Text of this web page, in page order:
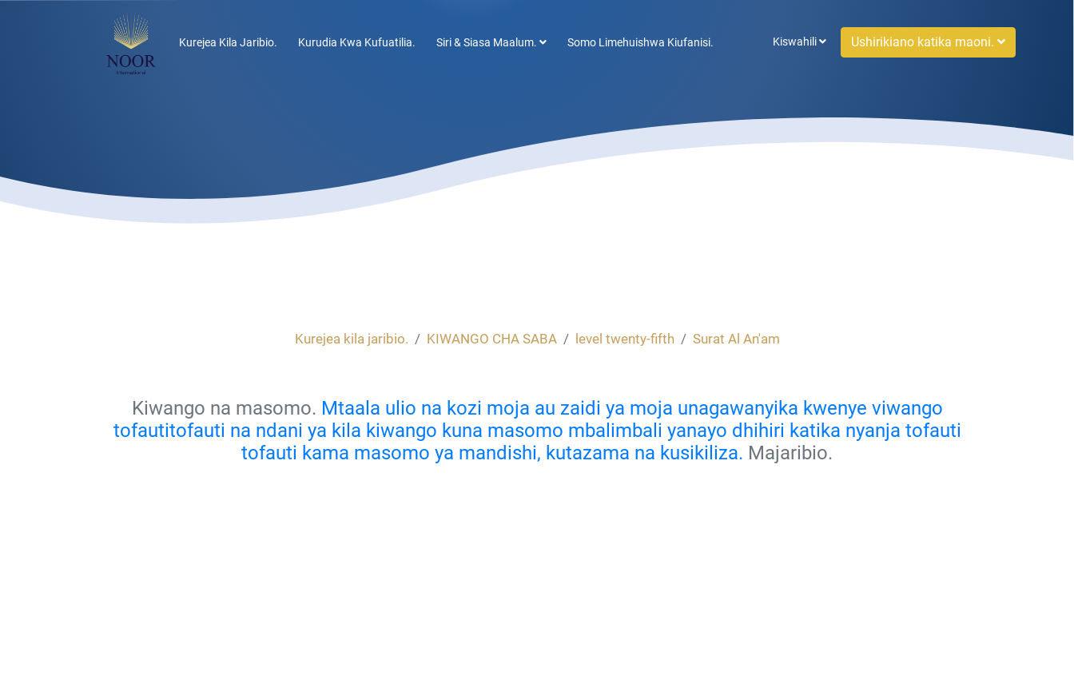
Kurejea Kila Jaribio. Kurudia Kwa Kufuatilia. Siri & Siasa Maalum. Somo Limehuishwa Kiufanisi. Kiswahili Ushirikiano katika maoni.
Kurejea kila jaribio. KIWANGO CHA SABA level twenty-fifth Surat Al An'am
Kiwango na masomo. Mtaala ulio na kozi moja au zaidi ya moja unagawanyika kwenye viwango
tofautitofauti na ndani ya kila kiwango kuna masomo mbalimbali yanayo dhihiri katika nyanja tofauti
tofauti kama masomo ya mandishi, kutazama na kusikiliza. Majaribio.